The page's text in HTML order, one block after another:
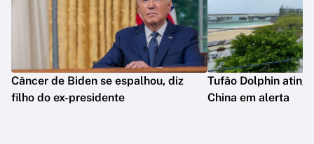
Câncer de Biden se espalhou, diz
filho do ex-presidente
Tufão Dolphin
China em alerta